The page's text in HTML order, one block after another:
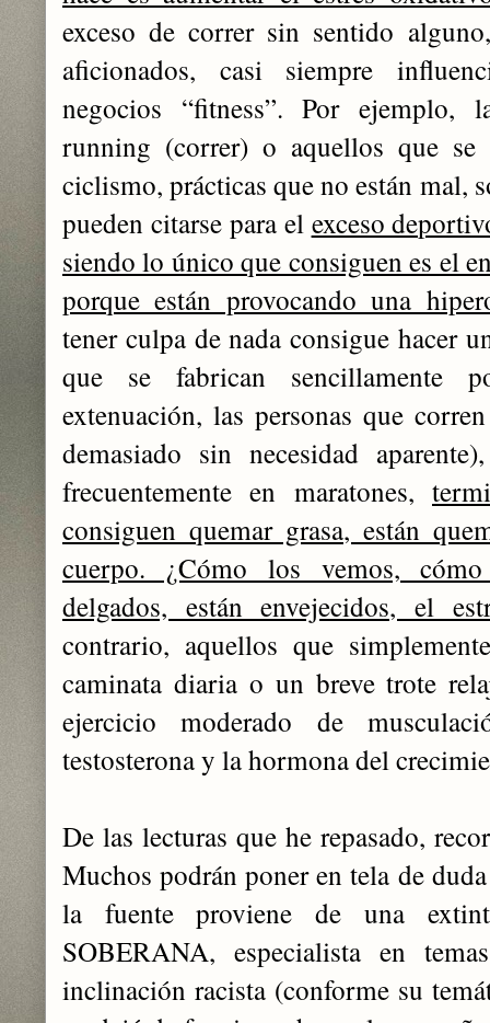
exceso de correr sin sentido
aficionados, casi siempre
negocios “fitness”. Por ejemplo,
running (correr) o aquellos que se
ciclismo, prácticas que no están mal,
pueden citarse para el exceso
siendo lo único que consiguen es el
porque están provocando una
tener culpa de nada consigue hacer
que se fabrican sencillamente
extenuación, las personas que
demasiado sin necesidad
frecuentemente en maratones,
consiguen quemar grasa, están
cuerpo. ¿Cómo los vemos, cómo
delgados, están envejecidos, el
contrario, aquellos que
caminata diaria o un breve trote
ejercicio moderado de
testosterona y la hormona del
De las lecturas que he repasado,
Muchos podrán poner en tela de
la fuente proviene de una
SOBERANA, especialista en
inclinación racista (conforme su